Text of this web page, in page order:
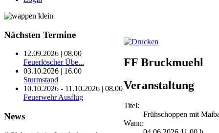
FF Bruckmuehl
Veranstaltung
Titel:
Frühschoppen mit
Wann:
Nächsten Termine
12.09.2026 | 08.00
Feuerlöscher Übe...
03.10.2026 | 16.00
Sturmstand
10.10.2026 - 11.10.2026 | 08.00
Feuerwehr Ausflug
News